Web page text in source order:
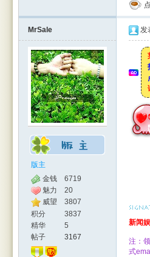
MrSale
版主
金钱
6719
魅力
20
威望
3807
积分
3837
精华
5
帖子
3167
发
新闻
注：
式